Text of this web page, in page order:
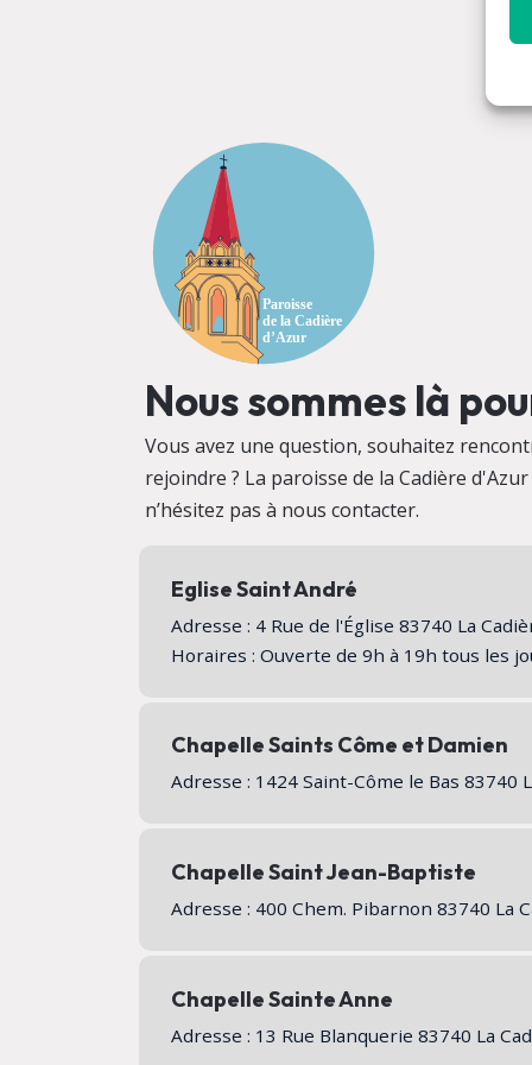
Nous sommes là
Vous avez une question, souhaitez
rejoindre ? La paroisse de la Cadière
n’hésitez pas à nous contacter.
Eglise Saint André
Adresse : 4 Rue de l'Église 83740 La
Horaires : Ouverte de 9h à 19h tous les
Chapelle Saints Côme et Damien
Adresse : 1424 Saint-Côme le Bas
Chapelle Saint Jean-Baptiste
Adresse : 400 Chem. Pibarnon 83740 La
Chapelle Sainte Anne
Adresse : 13 Rue Blanquerie 83740 La